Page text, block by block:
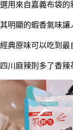
選用來自嘉義布袋的
其明顯的蝦香氣味讓
經典原味可以吃到最
四川麻辣則多了香